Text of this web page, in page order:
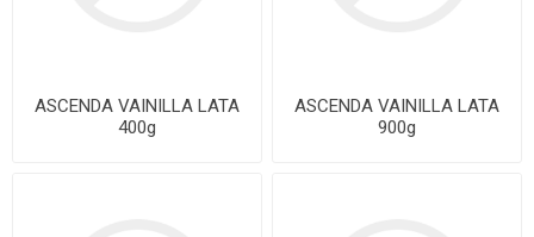
ASCENDA VAINILLA LATA
400g
ASCENDA VAINILLA LATA
900g